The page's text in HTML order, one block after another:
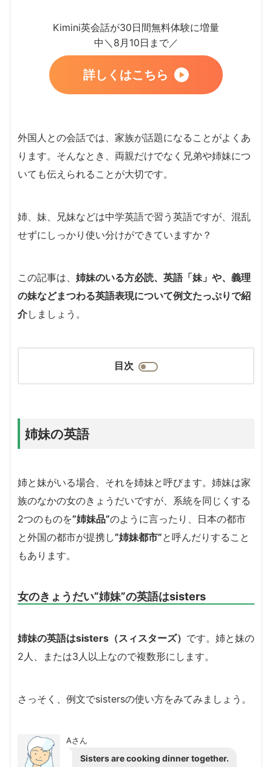
Kimini英会話が30日間無料体験に増量
中＼8月10日まで／
詳しくはこちら
外国人との会話では、家族が話題になることがよくあ
ります。そんなとき、両親だけでなく兄弟や姉妹につ
いても伝えられることが大切です。
姉、妹、兄妹などは中学英語で習う英語ですが、混乱
せずにしっかり使い分けができていますか？
この記事は、 姉妹のいる方必読、英語「妹」や、義理
の妹などまつわる英語表現について例文たっぷりで紹
介しましょう。
目次
姉妹の英語
姉と妹がいる場合、それを姉妹と呼びます。姉妹は家
族のなかの女のきょうだいですが、系統を同じくする
2つのものを”姉妹品”のように言ったり、日本の都市
と外国の都市が提携し”姉妹都市”と呼んだりすること
もあります。
女のきょうだい”姉妹”の英語はsisters
姉妹の英語はsisters（スィスターズ） です。姉と妹の
2人、または3人以上なので複数形にします。
さっそく、例文でsistersの使い方をみてみましょう。
Aさん
Sisters are cooking dinner together.